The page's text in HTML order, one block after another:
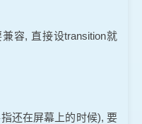
容, 直接设transition就
还在屏幕上的时候), 要